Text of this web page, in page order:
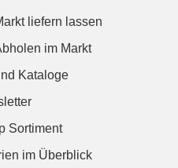
liefern lassen
im Markt
Kataloge
Sortiment
im Überblick